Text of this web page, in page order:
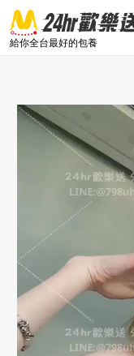
給你全台最好的包養